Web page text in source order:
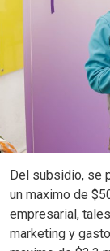
Del subsidio, se
un maximo de
empresarial,
marketing y